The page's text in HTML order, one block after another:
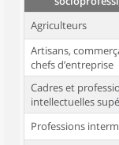
Agriculteurs
Artisans,
chefs d’entreprise
Cadres et
intellectuelles
Professions